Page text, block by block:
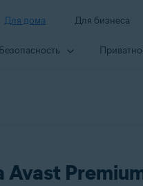
Для дома Для бизнеса
Безопасность
Avast